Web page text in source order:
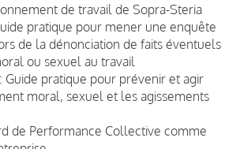
de travail de Sopra-Steria
pratique pour mener une enquête
de la dénonciation de faits éventuels
ou sexuel au travail
Guide pratique pour prévenir et agir
moral, sexuel et les agissements
de Performance Collective comme